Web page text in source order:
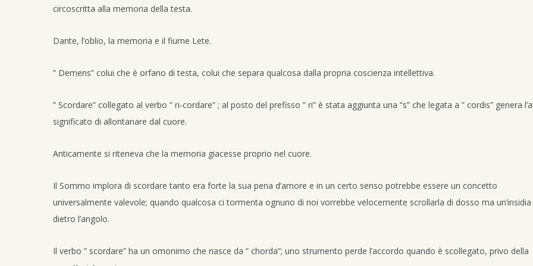
circoscritta alla memoria della testa.
Dante, l’oblio, la memoria e il fiume Lete.
” Demens” colui che è orfano di testa, colui che separa qualcosa dalla propria coscienza intellettiva.
” Scordare” collegato al verbo ” ri-cordare” ; al posto del prefisso ” ri” è stata aggiunta una “s” che legata a ” cordis” genera
significato di allontanare dal cuore.
Anticamente si riteneva che la memoria giacesse proprio nel cuore.
Il Sommo implora di scordare tanto era forte la sua pena d’amore e in un certo senso potrebbe essere un concetto
universalmente valevole; quando qualcosa ci tormenta ognuno di noi vorrebbe velocemente scrollarla di dosso ma un’insidia
dietro l’angolo.
Il verbo ” scordare” ha un omonimo che nasce da ” chorda”; uno strumento perde l’accordo quando è scollegato, privo della